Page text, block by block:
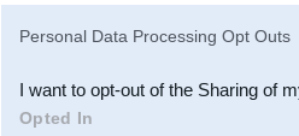
Downstream Participants
Personal Data Processing Opt Outs
I want to opt-out of the Sharing of
Opted In